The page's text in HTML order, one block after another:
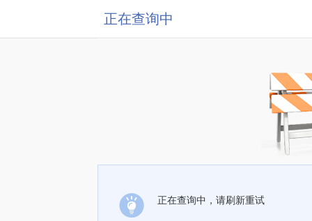
正在查询中
正在查询中，请刷新重试